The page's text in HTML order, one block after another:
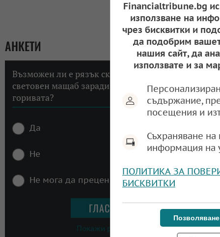
АНКЕТИ
Възможен ли е рязък скок на инфлацията в
световен мащаб заради високите цени на
горивата?
Да
Не
Не мога да преценя
Покажи резултати
Financialtribune.bg
използване на
чрез бисквитки и
да подобрим
нашия сайт, да
използвате и за
съдържание,
посещения и
Съхраняване
информация на
ПОЛИТИКА ЗА
БИСКВИТКИ